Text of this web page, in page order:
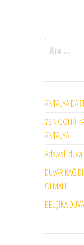
Arama:
ANTALYA’DA
YSN GOFRİ
ANTALYA
Adawall
DUVAR
OLMALI!
BELÇİKA